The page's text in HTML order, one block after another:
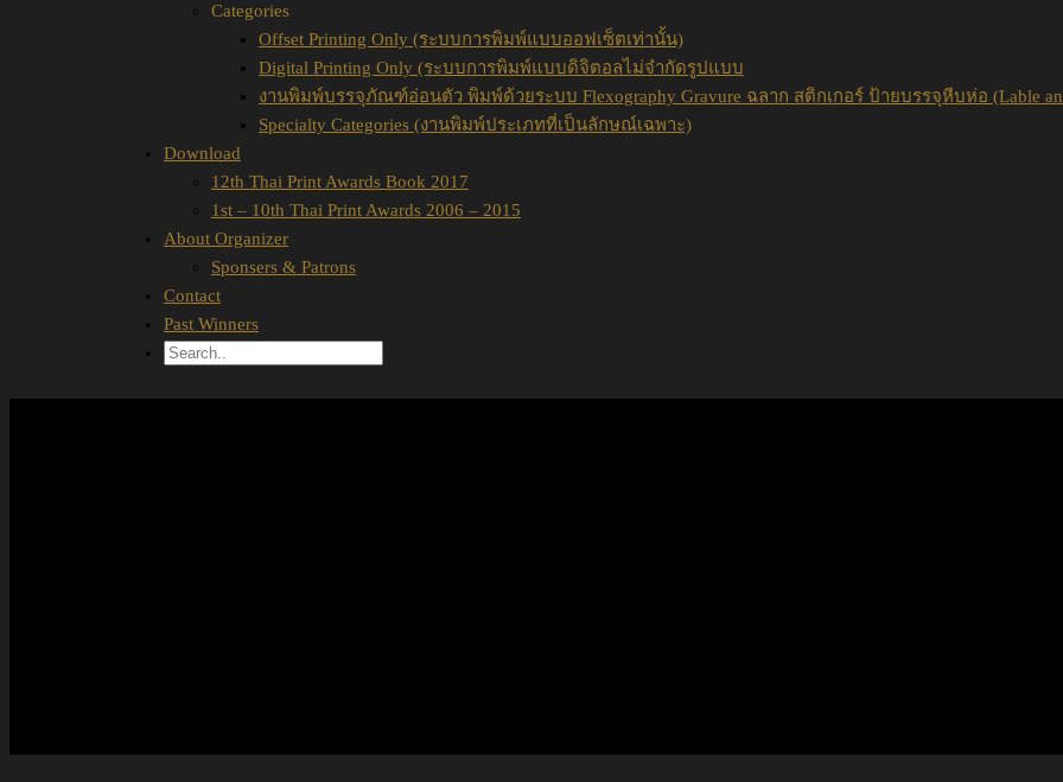
Categories
Offset Printing Only (ระบบการพิมพ์แบบออฟเซ็ตเท่านั้น)
Digital Printing Only (ระบบการพิมพ์แบบดิจิตอลไม่จำกัดรูปแบบ
งานพิมพ์บรรจุภัณฑ์อ่อนตัว พิมพ์ด้วยระบบ Flexography Gravure ฉลาก สติกเกอร์ ป้ายบรรจุหีบห่อ (Lable
Specialty Categories (งานพิมพ์ประเภทที่เป็นลักษณ์เฉพาะ)
Download
12th Thai Print Awards Book 2017
1st – 10th Thai Print Awards 2006 – 2015
About Organizer
Sponsers & Patrons
Contact
Past Winners